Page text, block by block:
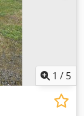
1 / 5